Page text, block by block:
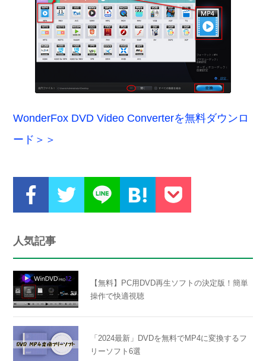
WonderFox DVD Video Converterを無料ダウンロ
ード＞＞
人気記事
【無料】PC用DVD再生ソフトの決定版！簡単
操作で快適視聴
「2024最新」DVDを無料でMP4に変換するフ
リーソフト6選